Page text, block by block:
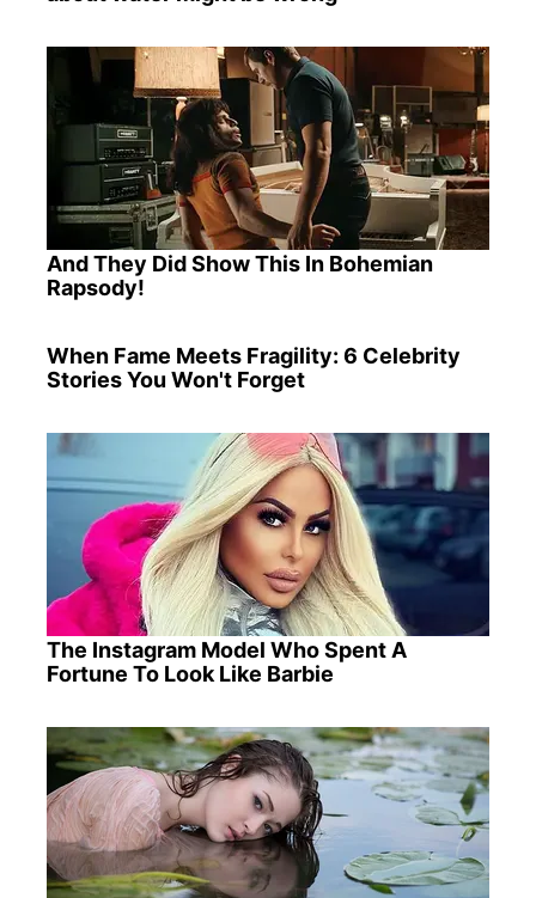
And They Did Show This In Bohemian
Rapsody!
When Fame Meets Fragility: 6 Celebrity
Stories You Won't Forget
The Instagram Model Who Spent A
Fortune To Look Like Barbie